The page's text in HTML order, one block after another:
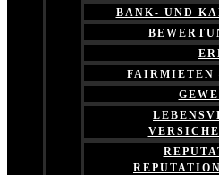
BANK- UND
FAIRMIETEN